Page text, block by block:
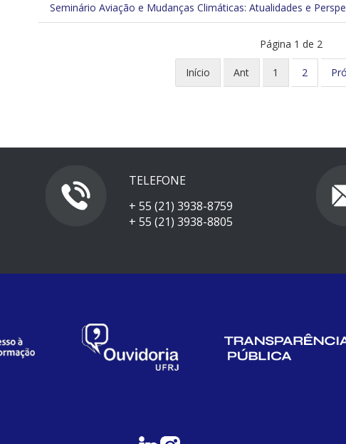
Seminário Aviação e Mudanças Climáticas: Atualidades e
Página 1 de 2
Início Ant 1 2
TELEFONE
+ 55 (21) 3938-8759
+ 55 (21) 3938-8805